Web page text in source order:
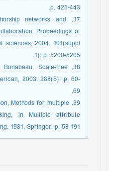
p. 425-443.
networks and
Proceedings of
sciences, 2004. 101(suppl
1): p. 5200-5205.
Bonabeau, Scale-free
2003. 288(5): p. 60-
69.
Methods for multiple
in Multiple attribute
1981, Springer. p. 58-191.